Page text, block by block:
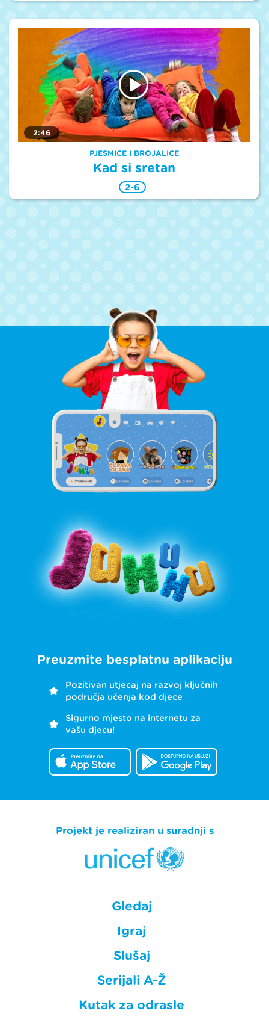
2:46
PJESMICE I BROJALICE
Kad si sretan
2-6
Preuzmite besplatnu aplikaciju
Pozitivan utjecaj na razvoj ključnih
područja učenja kod djece
Sigurno mjesto na internetu za
vašu djecu!
Projekt je realiziran u suradnji s
Gledaj
Igraj
Slušaj
Serijali A-Ž
Kutak za odrasle